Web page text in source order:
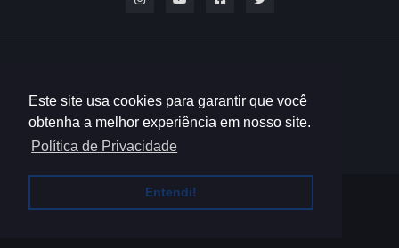
Este site usa cookies para garantir que você
obtenha a melhor experiência em nosso site.
Política de Privacidade
Entendi!
HOME QUEM SOMOS
CONTATO